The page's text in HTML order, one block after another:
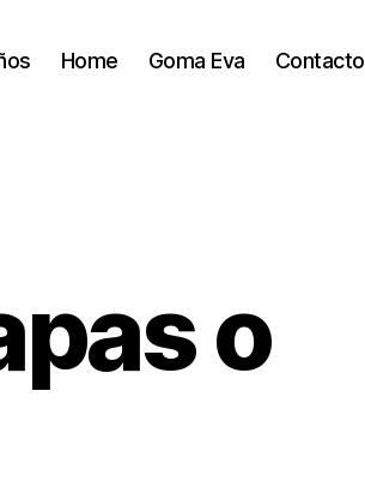
Home Goma Eva Contacto
o